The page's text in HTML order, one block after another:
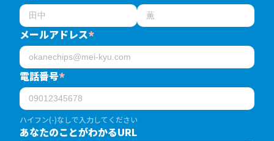
メールアドレス*
電話番号*
ハイフン(-)なしで入力してください
あなたのことがわかるURL